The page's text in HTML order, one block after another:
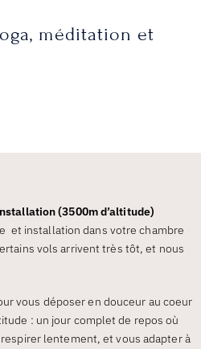
méditation et
(3500m d’altitude)
et installation dans votre chambre
vols arrivent très tôt, et nous
vous déposer en douceur au coeur
: un jour complet de repos où
lentement, et vous adapter à